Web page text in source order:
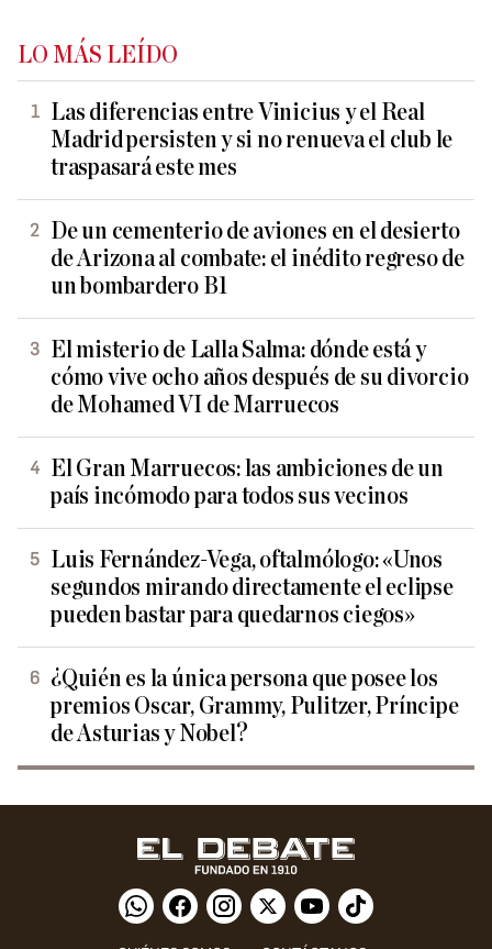
LO MÁS LEÍDO
Las diferencias entre Vinicius y el Real
Madrid persisten y si no renueva el club le
traspasará este mes
De un cementerio de aviones en el desierto
de Arizona al combate: el inédito regreso de
un bombardero B1
El misterio de Lalla Salma: dónde está y
cómo vive ocho años después de su divorcio
de Mohamed VI de Marruecos
El Gran Marruecos: las ambiciones de un
país incómodo para todos sus vecinos
Luis Fernández-Vega, oftalmólogo: «Unos
segundos mirando directamente el eclipse
pueden bastar para quedarnos ciegos»
¿Quién es la única persona que posee los
premios Oscar, Grammy, Pulitzer, Príncipe
de Asturias y Nobel?